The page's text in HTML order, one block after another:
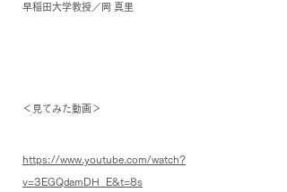
早稲田大学教授／岡 真里
＜見てみた動画＞
https://www.youtube.com/watch?
v=3EGQdamDH_E&t=8s